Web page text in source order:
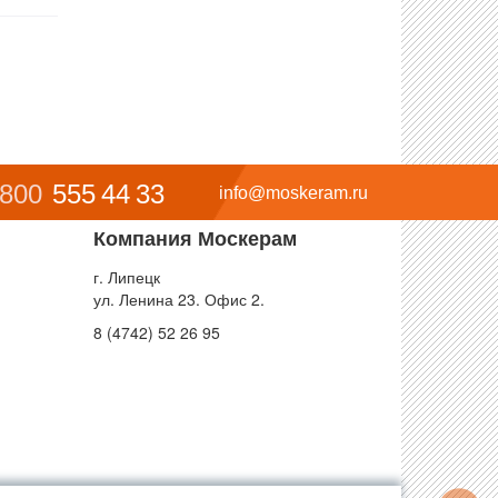
info@moskeram.ru
555 44 33
Компания Москерам
г. Липецк
ул. Ленина 23. Офис 2.
8 (4742) 52 26 95